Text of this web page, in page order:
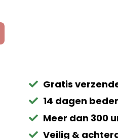
Gratis
14 dagen
Meer dan 300
Veilig &